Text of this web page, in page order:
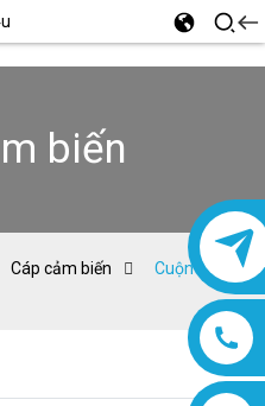
biến
Cáp cảm biến
Cuộn cáp